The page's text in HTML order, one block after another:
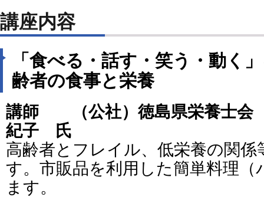
講座内容
「食べる・話す・笑う・動
齢者の食事と栄養
講師 （公社）徳島県栄養
紀子 氏
高齢者とフレイル、低栄養の関
す。市販品を利用した簡単料理
ます。